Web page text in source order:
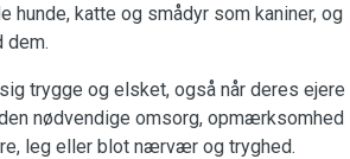
hunde, katte og smådyr som kaniner, og
dem.
trygge og elsket, også når deres ejere
nødvendige omsorg, opmærksomhed
leg eller blot nærvær og tryghed.